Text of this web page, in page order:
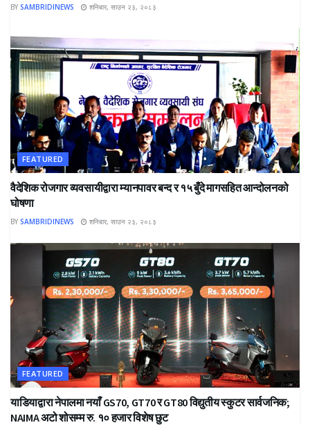
BY SAMBRIDINEWS शनिबार, साउन २३, २०८३
FEATURED
वैदेशिक रोजगार व्यवसायीद्वारा म्यानपावर बन्द र १५ बुँदे मागसहित आन्दोलनको
घोषणा
BY SAMBRIDINEWS शनिबार, साउन २३, २०८३
FEATURED
याडियाद्वारा नेपालमा नयाँ GS70, GT70 र GT80 विद्युतीय स्कुटर सार्वजनिक;
NAIMA अटो शोसम्म रु. १० हजार विशेष छुट